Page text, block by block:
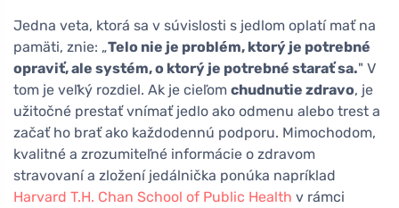
Jedna veta, ktorá sa v súvislosti s jedlom oplatí mať na
pamäti, znie: „Telo nie je problém, ktorý je potrebné
opraviť, ale systém, o ktorý je potrebné starať sa." V
tom je veľký rozdiel. Ak je cieľom chudnutie zdravo, je
užitočné prestať vnímať jedlo ako odmenu alebo trest a
začať ho brať ako každodennú podporu. Mimochodom,
kvalitné a zrozumiteľné informácie o zdravom
stravovaní a zložení jedálnička ponúka napríklad
Harvard T.H. Chan School of Public Health v rámci